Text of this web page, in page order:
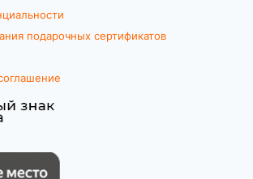
подарочных сертификатов